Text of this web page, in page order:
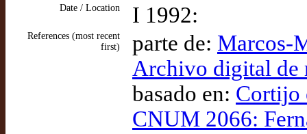
Date / Location I 1992:
References (most recent
first)
parte de: Marcos-
Archivo digital de
basado en: Cortijo
CNUM 2066: